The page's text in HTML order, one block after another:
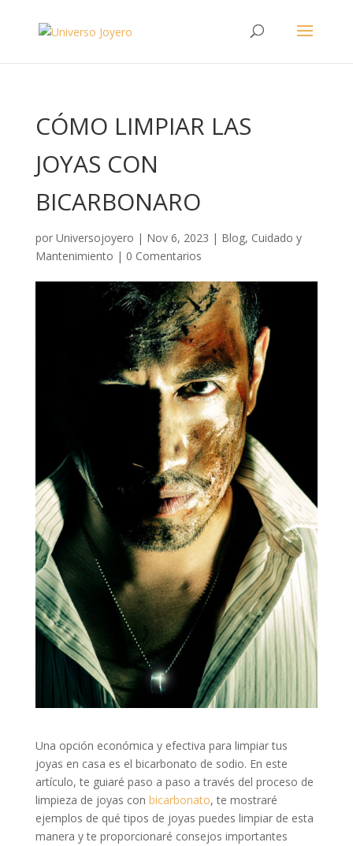
CÓMO LIMPIAR LAS
JOYAS CON
BICARBONARO
por Universojoyero | Nov 6, 2023 | Blog, Cuidado y
Mantenimiento | 0 Comentarios
Una opción económica y efectiva para limpiar tus
joyas en casa es el bicarbonato de sodio. En este
artículo, te guiaré paso a paso a través del proceso de
limpieza de joyas con bicarbonato, te mostraré
ejemplos de qué tipos de joyas puedes limpiar de esta
manera y te proporcionaré consejos importantes